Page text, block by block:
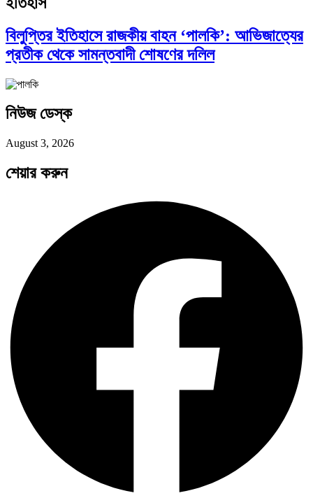
দক্ষিণ এশিয়ায় ‘জেন-জি’ বিপ্লব: বাংলাদেশ,…
আন্তর্জাতিক প্রতিবেদন: এশিয়া মহাদেশের ৪৯টি…
সব সভ্যতারই তো পতন হয়:…
পদ্মা সেতু ও রেল সংযোগ…
বিলুপ্তির ইতিহাসে রাজকীয় বাহন ‘পালকি’: আভিজাত্যের
প্রতীক থেকে সামন্তবাদী শোষণের দলিল
নিউজ ডেস্ক
August 3, 2026
শেয়ার করুন